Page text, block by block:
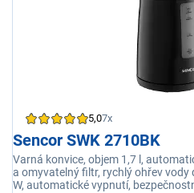
5,07x
Sencor SWK 2710BK
Varná konvice, objem 1,7 l,
a omyvatelný filtr, rychlý ohřev vody
W, automatické vypnutí,